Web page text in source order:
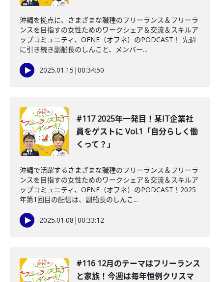
沖縄を拠点に、さまざまな職種のフリーランス＆フリーラ
ンスを目指すの女性ためのワークシェア＆交流＆スキルア
ップコミュニティ、OFNE（オフネ）のPODCAST！ 先週
に引き続き副船長のしんこと、メンバー...
2025.01.15 |00:34:50
#117 2025年一発目！某IT企業社
員をゲストに Vol.1「自分らしく働
くって？」
沖縄で活躍するさまざまな職種のフリーランス＆フリーラ
ンスを目指すの女性ためのワークシェア＆交流＆スキルア
ップコミュニティ、OFNE（オフネ）のPODCAST！2025
年第1回目の配信は、副船長のしんこ...
2025.01.08 |00:33:12
#116 12月のテーマはフリーランス
と家族！今週は毎年恒例クリスマ